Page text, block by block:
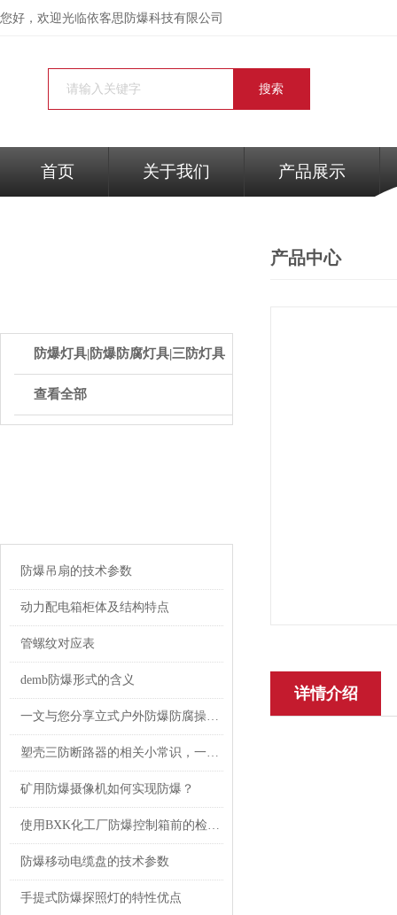
您好，欢迎光临依客思防爆科技有限公司
首页 关于我们 产品展示
防爆灯具|防爆防腐灯具|三防灯具
查看全部
防爆吊扇的技术参数
动力配电箱柜体及结构特点
管螺纹对应表
demb防爆形式的含义
一文与您分享立式户外防爆防腐操作柱的常见问题相应解决方法
塑壳三防断路器的相关小常识，一起来了解一下
矿用防爆摄像机如何实现防爆？
使用BXK化工厂防爆控制箱前的检查任务介绍
防爆移动电缆盘的技术参数
手提式防爆探照灯的特性优点
产品中心
详情介绍